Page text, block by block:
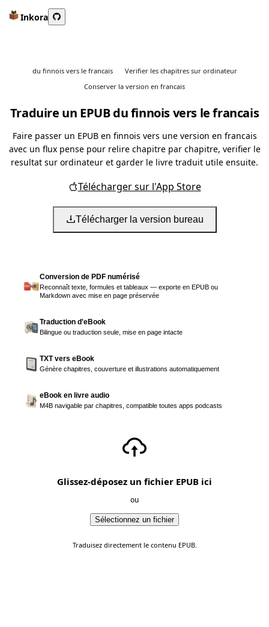
Inkora
du finnois vers le francais
Verifier les chapitres sur ordinateur
Conserver la version en francais
Traduire un EPUB du finnois vers le francais
Faire passer un EPUB en finnois vers une version en francais
avec un flux pense pour relire chapitre par chapitre, verifier le
resultat sur ordinateur et garder le livre traduit utile ensuite.
Télécharger sur l'App Store
Télécharger la version bureau
Conversion de PDF numérisé
Reconnaît texte, formules et tableaux — exporte en EPUB ou
Markdown avec mise en page préservée
Traduction d'eBook
Bilingue ou traduction seule, mise en page intacte
TXT vers eBook
Génère chapitres, couverture et illustrations automatiquement
eBook en livre audio
M4B navigable par chapitres, compatible toutes apps podcasts
Glissez-déposez un fichier EPUB ici
ou
Sélectionnez un fichier
Traduisez directement le contenu EPUB.